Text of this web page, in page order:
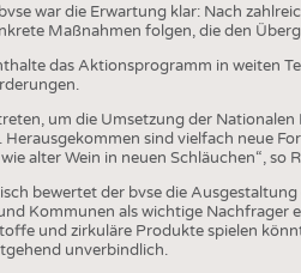
war die Erwartung klar: Nach
Maßnahmen folgen, die den
das Aktionsprogramm in weiten
um die Umsetzung der
Herausgekommen sind vielfach neue
alter Wein in neuen Schläuchen“, so
bewertet der bvse die
Kommunen als wichtige Nachfrager
und zirkuläre Produkte spielen
unverbindlich.